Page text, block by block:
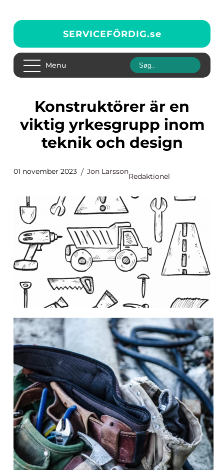
SERVICEFÖRDIG.se
Menu
Konstruktörer är en
viktig yrkesgrupp inom
teknik och design
01 november 2023 Jon Larsson
Redaktionel